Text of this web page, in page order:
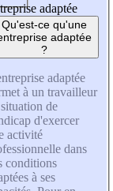
adaptée
Qu'est-ce qu'une
adaptée
?
adaptée
à un travailleur
de
d'exercer
activité
dans
conditions
à ses